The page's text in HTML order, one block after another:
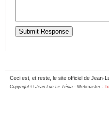
Ceci est, et reste, le site officiel de Jean-
Copyright © Jean-Luc Le Ténia - Webmaster :